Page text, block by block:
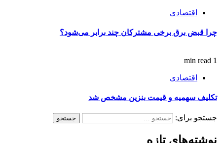
اقتصادی
چرا قبض برق برخی مشترکان چند برابر می‌شود؟
1 min read
اقتصادی
تکلیف سهمیه و قیمت بنزین مشخص شد
جستجو برای:
نوشته‌های تازه